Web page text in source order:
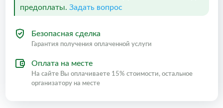
предоплаты. Задать вопрос
Безопасная сделка
Гарантия получения оплаченной услуги
Оплата на месте
На сайте Вы оплачиваете 15% стоимости, остальное
организатору на месте